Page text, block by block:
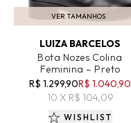
VER TAMANHOS
ADICIONAR AO CARRINHO
LUIZA BARCELOS
Bota Nozes Colina
Feminina – Preto
R$ 1.299,90R$ 1.040,90
10 X R$ 104,09
WISHLIST